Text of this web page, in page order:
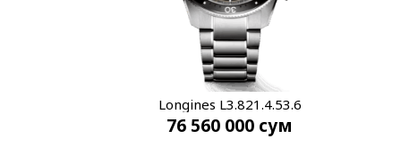
Longines L3.821.4.53.6
76 560 000 сум